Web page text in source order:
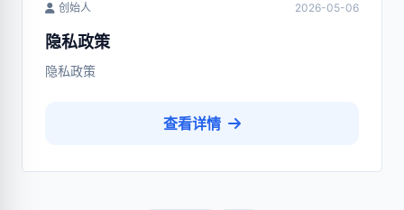
创始人 2026-05-06
隐私政策
隐私政策
查看详情